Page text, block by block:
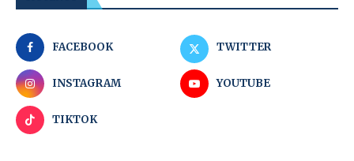
FACEBOOK TWITTER
INSTAGRAM YOUTUBE
TIKTOK